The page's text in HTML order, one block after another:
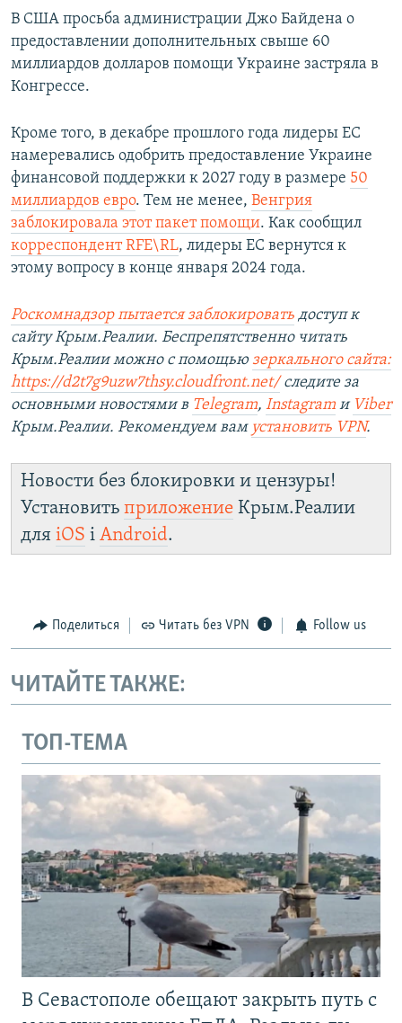
В США просьба администрации Джо Байдена о
предоставлении дополнительных свыше 60
миллиардов долларов помощи Украине застряла в
Конгрессе.
Кроме того, в декабре прошлого года лидеры ЕС
намеревались одобрить предоставление Украине
финансовой поддержки к 2027 году в размере 50
миллиардов евро. Тем не менее, Венгрия
заблокировала этот пакет помощи. Как сообщил
корреспондент RFE\RL, лидеры ЕС вернутся к
этому вопросу в конце января 2024 года.
Роскомнадзор пытается заблокировать доступ к
сайту Крым.Реалии. Беспрепятственно читать
Крым.Реалии можно с помощью зеркального сайта:
https://d2t7g9uzw7thsy.cloudfront.net/следите за
основными новостями в Telegram, Instagram и Viber
Крым.Реалии. Рекомендуем вам установить VPN.
Новости без блокировки и цензуры!
Установить приложение Крым.Реалии
для iOS і Android.
Поделиться Читать без VPN Follow us
ЧИТАЙТЕ ТАКЖЕ:
ТОП-ТЕМА
В Севастополе обещают закрыть путь с